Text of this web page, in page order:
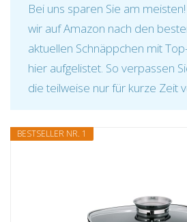
Bei uns sparen Sie am
wir auf Amazon nach den
aktuellen Schnäppchen mit
hier aufgelistet. So verpassen
die teilweise nur für kurze Zeit
BESTSELLER NR. 1